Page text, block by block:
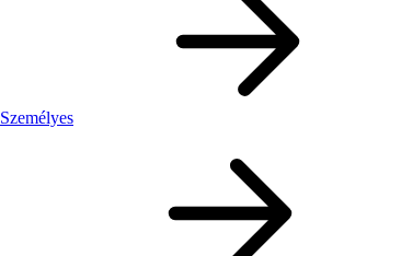
Személyes